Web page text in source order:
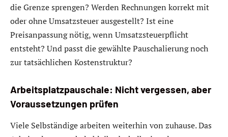
die Grenze sprengen? Werden Rechnungen korrekt mit
oder ohne Umsatzsteuer ausgestellt? Ist eine
Preisanpassung nötig, wenn Umsatzsteuerpflicht
entsteht? Und passt die gewählte Pauschalierung noch
zur tatsächlichen Kostenstruktur?
Arbeitsplatzpauschale: Nicht vergessen, aber
Voraussetzungen prüfen
Viele Selbständige arbeiten weiterhin von zuhause. Das